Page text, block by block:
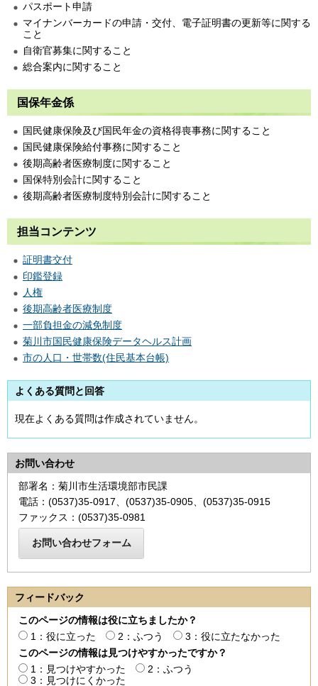
パスポート申請
マイナンバーカードの申請・交付、電子証明書の更新等に関する
こと
自衛官募集に関すること
総合案内に関すること
国保年金係
国民健康保険及び国民年金の資格得喪事務に関すること
国民健康保険給付事務に関すること
後期高齢者医療制度に関すること
国保特別会計に関すること
後期高齢者医療制度特別会計に関すること
担当コンテンツ
証明書交付
印鑑登録
人権
後期高齢者医療制度
一部負担金の減免制度
菊川市国民健康保険データヘルス計画
市の人口・世帯数(住民基本台帳)
よくある質問と回答
現在よくある質問は作成されていません。
お問い合わせ
部署名：菊川市生活環境部市民課
電話：(0537)35-0917、(0537)35-0905、(0537)35-0915
ファックス：(0537)35-0981
フィードバック
このページの情報は役に立ちましたか？
1：役に立った
2：ふつう
3：役に立たなかった
このページの情報は見つけやすかったですか？
1：見つけやすかった
2：ふつう
3：見つけにくかった